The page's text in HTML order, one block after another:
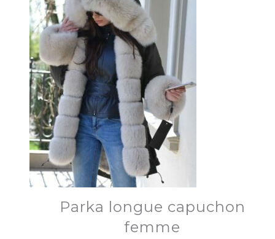
Parka longue capuchon
femme